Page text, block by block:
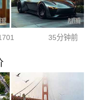
35分钟前